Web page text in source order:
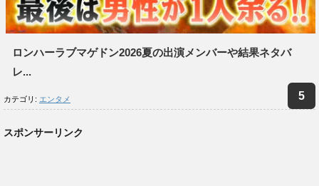
ロンハーラブマゲドン2026夏の出演メンバーや結果ネタバ
レ...
カテゴリ: エンタメ
スポンサーリンク